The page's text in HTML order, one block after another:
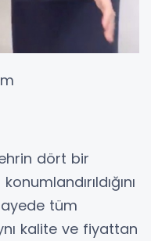
dört bir
tüm
kalite ve fiyattan